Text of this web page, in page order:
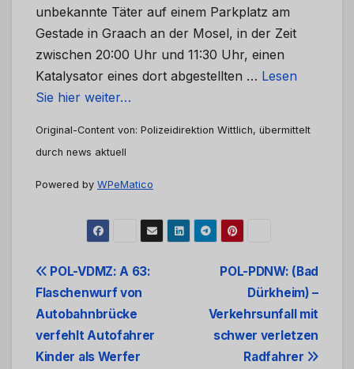
unbekannte Täter auf einem Parkplatz am
Gestade in Graach an der Mosel, in der Zeit
zwischen 20:00 Uhr und 11:30 Uhr, einen
Katalysator eines dort abgestellten … Lesen
Sie hier weiter…
Original-Content von: Polizeidirektion Wittlich, übermittelt
durch news aktuell
Powered by WPeMatico
Beitrags-
Navigation
POL-PDNW: (Bad
Dürkheim) –
Verkehrsunfall mit
schwer verletzen
Radfahrer
POL-VDMZ: A 63:
Flaschenwurf von
Autobahnbrücke
verfehlt Autofahrer
Kinder als Werfer